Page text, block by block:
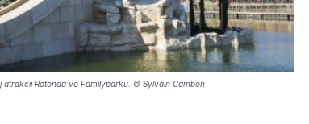
Rotonda vo Familyparku. © Sylvain Cambon